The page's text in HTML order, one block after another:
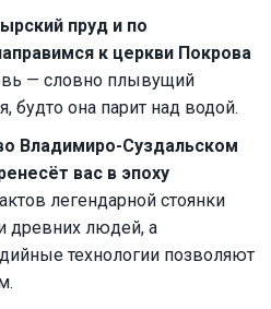
пруд и по
к церкви Покрова
— словно плывущий
будто она парит над водой.
Владимиро-Суздальском
вас в эпоху
легендарной стоянки
древних людей, а
технологии позволяют